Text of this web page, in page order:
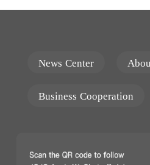
News Center
Business Cooperation